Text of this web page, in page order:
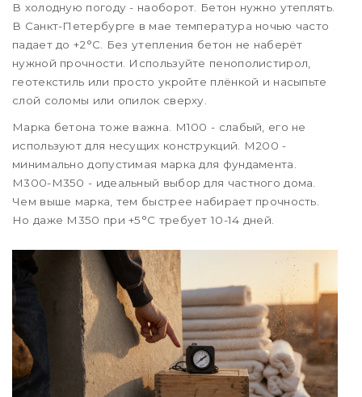
В холодную погоду - наоборот. Бетон нужно утеплять.
В Санкт-Петербурге в мае температура ночью часто
падает до +2°C. Без утепления бетон не наберёт
нужной прочности. Используйте пенополистирол,
геотекстиль или просто укройте плёнкой и насыпьте
слой соломы или опилок сверху.
Марка бетона тоже важна. М100 - слабый, его не
используют для несущих конструкций. М200 -
минимально допустимая марка для фундамента.
М300-М350 - идеальный выбор для частного дома.
Чем выше марка, тем быстрее набирает прочность.
Но даже М350 при +5°C требует 10-14 дней.